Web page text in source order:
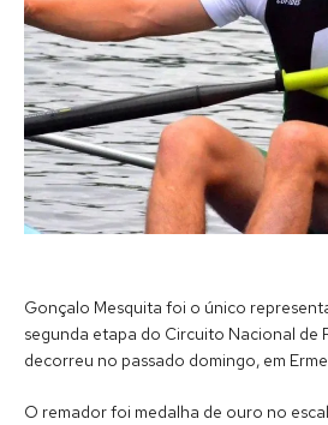
Gonçalo Mesquita foi o único
segunda etapa do Circuito Nacional de
decorreu no passado domingo, em
O remador foi medalha de ouro no